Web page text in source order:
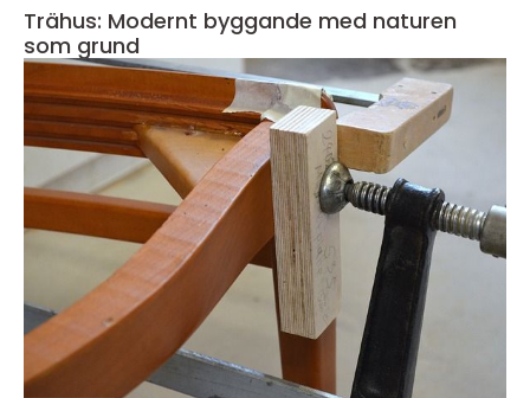
Trähus: Modernt byggande med naturen
som grund